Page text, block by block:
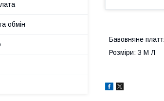
Бавовняне
Розміри: З М Л
обмін